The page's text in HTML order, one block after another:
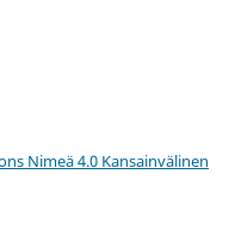
Nimeä 4.0 Kansainvälinen